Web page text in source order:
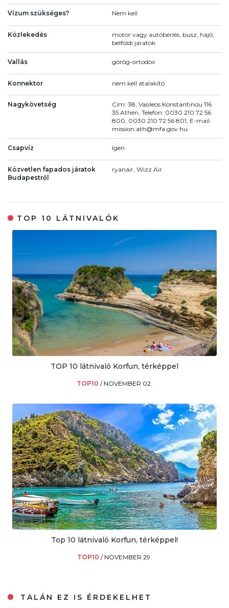
Vízum szükséges? Nem kell
Közlekedés
motor vagy autóbérlés, busz, hajó,
belföldi járatok
Vallás görög-ortodox
Konnektor nem kell átalakító
Nagykövetség
Cím: 38, Vasileos Konstantinou 116
35 Athén, Telefon: 0030 210 72 56
800, 0030 210 72 56 801, E-mail:
mission.ath@mfa.gov.hu
Csapvíz Igen
Közvetlen fapados járatok
Budapestről
ryanair, Wizz Air
TOP 10 LÁTNIVALÓK
TOP 10 látnivaló Korfun, térképpel
TOP10 / NOVEMBER 02.
Top 10 látnivaló Korfun, térképpel!
TOP10 / NOVEMBER 29.
TALÁN EZ IS ÉRDEKELHET